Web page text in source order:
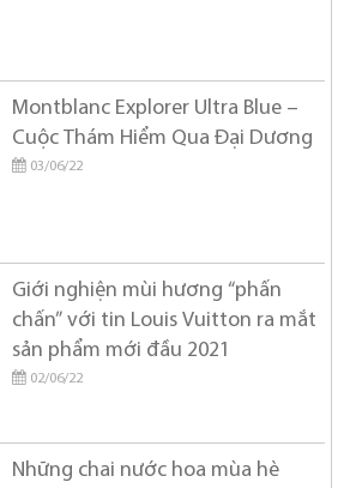
Montblanc Explorer Ultra Blue –
Cuộc Thám Hiểm Qua Đại Dương
03/06/22
Giới nghiện mùi hương “phấn
chấn” với tin Louis Vuitton ra mắt
sản phẩm mới đầu 2021
02/06/22
Những chai nước hoa mùa hè